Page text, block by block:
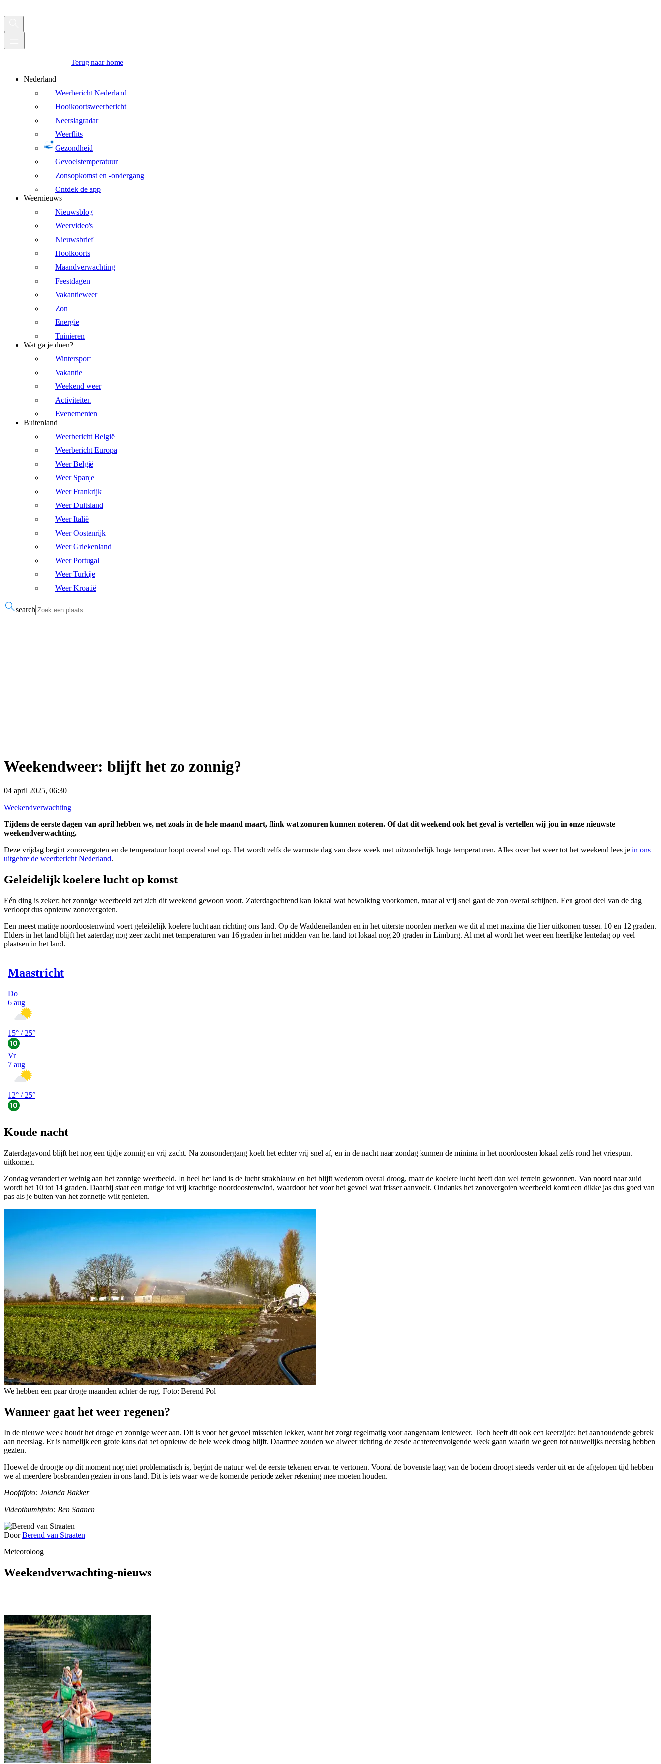
Terug naar home
Nederland
Weerbericht Nederland
Hooikoortsweerbericht
Neerslagradar
Weerflits
Gezondheid
Gevoelstemperatuur
Zonsopkomst en -ondergang
Ontdek de app
Weernieuws
Nieuwsblog
Weervideo's
Nieuwsbrief
Hooikoorts
Maandverwachting
Feestdagen
Vakantieweer
Zon
Energie
Tuinieren
Wat ga je doen?
Wintersport
Vakantie
Weekend weer
Activiteiten
Evenementen
Buitenland
Weerbericht België
Weerbericht Europa
Weer België
Weer Spanje
Weer Frankrijk
Weer Duitsland
Weer Italië
Weer Oostenrijk
Weer Griekenland
Weer Portugal
Weer Turkije
Weer Kroatië
search
Weekendweer: blijft het zo zonnig?
04 april 2025, 06:30
Weekendverwachting
Tijdens de eerste dagen van april hebben we, net zoals in de hele maand maart, flink wat zonuren kunnen noteren. Of dat dit weekend ook het geval is vertellen wij jou in onze nieuwste
weekendverwachting.
Deze vrijdag begint zonovergoten en de temperatuur loopt overal snel op. Het wordt zelfs de warmste dag van deze week met uitzonderlijk hoge temperaturen. Alles over het weer tot het weekend lees je in ons
uitgebreide weerbericht Nederland.
Geleidelijk koelere lucht op komst
Eén ding is zeker: het zonnige weerbeeld zet zich dit weekend gewoon voort. Zaterdagochtend kan lokaal wat bewolking voorkomen, maar al vrij snel gaat de zon overal schijnen. Een groot deel van de dag
verloopt dus opnieuw zonovergoten.
Een meest matige noordoostenwind voert geleidelijk koelere lucht aan richting ons land. Op de Waddeneilanden en in het uiterste noorden merken we dit al met maxima die hier uitkomen tussen 10 en 12 graden.
Elders in het land blijft het zaterdag nog zeer zacht met temperaturen van 16 graden in het midden van het land tot lokaal nog 20 graden in Limburg. Al met al wordt het weer een heerlijke lentedag op veel
plaatsen in het land.
Koude nacht
Zaterdagavond blijft het nog een tijdje zonnig en vrij zacht. Na zonsondergang koelt het echter vrij snel af, en in de nacht naar zondag kunnen de minima in het noordoosten lokaal zelfs rond het vriespunt
uitkomen.
Zondag verandert er weinig aan het zonnige weerbeeld. In heel het land is de lucht strakblauw en het blijft wederom overal droog, maar de koelere lucht heeft dan wel terrein gewonnen. Van noord naar zuid
wordt het 10 tot 14 graden. Daarbij staat een matige tot vrij krachtige noordoostenwind, waardoor het voor het gevoel wat frisser aanvoelt. Ondanks het zonovergoten weerbeeld komt een dikke jas dus goed van
pas als je buiten van het zonnetje wilt genieten.
We hebben een paar droge maanden achter de rug. Foto: Berend Pol
Wanneer gaat het weer regenen?
In de nieuwe week houdt het droge en zonnige weer aan. Dit is voor het gevoel misschien lekker, want het zorgt regelmatig voor aangenaam lenteweer. Toch heeft dit ook een keerzijde: het aanhoudende gebrek
aan neerslag. Er is namelijk een grote kans dat het opnieuw de hele week droog blijft. Daarmee zouden we alweer richting de zesde achtereenvolgende week gaan waarin we geen tot nauwelijks neerslag hebben
gezien.
Hoewel de droogte op dit moment nog niet problematisch is, begint de natuur wel de eerste tekenen ervan te vertonen. Vooral de bovenste laag van de bodem droogt steeds verder uit en de afgelopen tijd hebben
we al meerdere bosbranden gezien in ons land. Dit is iets waar we de komende periode zeker rekening mee moeten houden.
Hoofdfoto: Jolanda Bakker
Videothumbfoto: Ben Saanen
DoorBerend van Straaten
Meteoroloog
Weekendverwachting-nieuws